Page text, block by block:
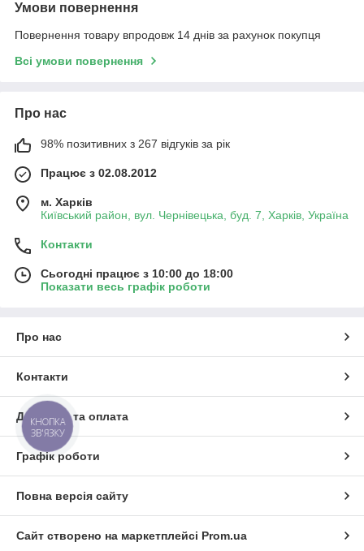
Умови повернення
Повернення товару впродовж 14 днів за рахунок покупця
Всі умови повернення
Про нас
98% позитивних з 267 відгуків за рік
Працює з 02.08.2012
м. Харків
Київський район, вул. Чернівецька, буд. 7, Харків, Україна
Контакти
Сьогодні працює з 10:00 до 18:00
Показати весь графік роботи
Про нас
Контакти
Доставка та оплата
Графік роботи
Повна версія сайту
Сайт створено на маркетплейсі Prom.ua
КНОПКА
ЗВ'ЯЗКУ